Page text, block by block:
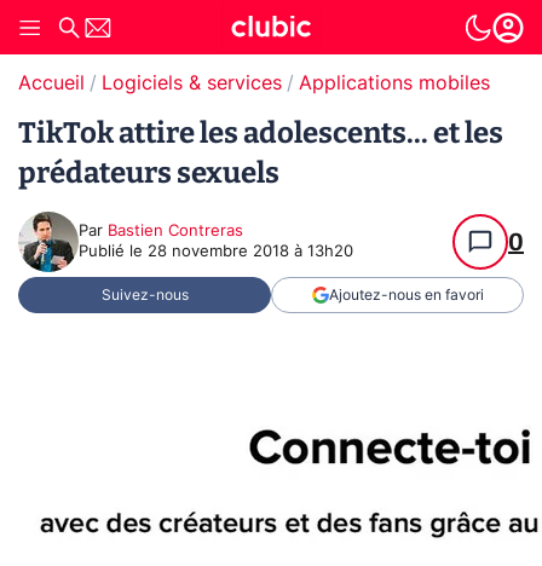
Accueil Logiciels & services Applications mobiles
TikTok attire les adolescents... et les
prédateurs sexuels
Par Bastien Contreras
Publié le 28 novembre 2018 à 13h20 0
Suivez-nous Ajoutez-nous en favori